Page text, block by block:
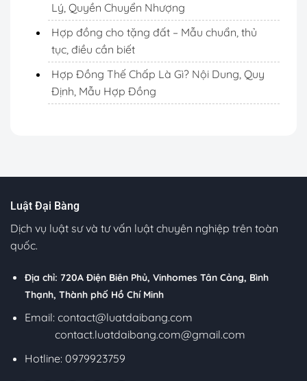
Lý, Quyền Chuyển Nhượng
Hợp đồng cho tặng đất – Mẫu chuẩn, thủ
tục, điều cần biết
Hợp Đồng Thế Chấp Là Gì? Nội Dung, Quy
Định, Mẫu Hợp Đồng
Luật Đại Bàng
Dịch vụ luật sư và tư vấn luật chuyên nghiệp trên toàn
quốc.
Địa chỉ: 720A Điện Biên Phủ, Vinhomes Tân Cảng, Bình
Thạnh, Thành phố Hồ Chí Minh
Email: contact@luatdaibang.com
contact.luatdaibang.com@gmail.com
Hotline: 0979923759